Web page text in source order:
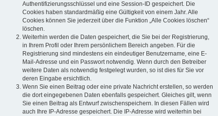
Authentifizierungsschlüssel und eine Session-ID gespeichert. Die
Cookies haben standardmäßig eine Gültigkeit von einem Jahr. Alle
Cookies können Sie jederzeit über die Funktion „Alle Cookies löschen“
löschen.
Weiterhin werden die Daten gespeichert, die Sie bei der Registrierung,
in Ihrem Profil oder Ihrem persönlichem Bereich angeben. Für die
Registrierung sind mindestens ein eindeutiger Benutzername, eine E-
Mail-Adresse und ein Passwort notwendig. Wenn durch den Betreiber
weitere Daten als notwendig festgelegt wurden, so ist dies für Sie vor
deren Eingabe ersichtlich.
Wenn Sie einen Beitrag oder eine private Nachricht erstellen, so werden
die dort eingegebenen Daten ebenfalls gespeichert. Gleiches gilt, wenn
Sie einen Beitrag als Entwurf zwischenspeichern. In diesen Fällen wird
auch Ihre IP-Adresse gespeichert. Die IP-Adresse wird weiterhin bei